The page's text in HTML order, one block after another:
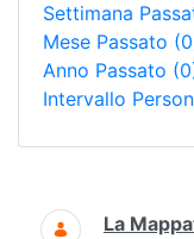
Settimana
Mese Passato
Anno Passato
Intervallo
Ricerca
La